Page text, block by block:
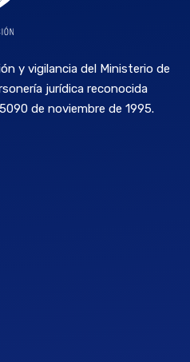
y vigilancia del Ministerio de
jurídica reconocida
de noviembre de 1995.